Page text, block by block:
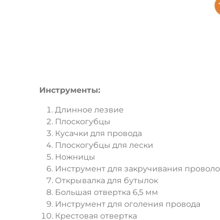
Инструменты:
Длинное лезвие
Плоскогубцы
Кусачки для провода
Плоскогубцы для лески
Ножницы
Инструмент для закручивания
Открывалка для бутылок
Большая отвертка 6,5 мм
Инструмент для оголения провода
Крестовая отвертка